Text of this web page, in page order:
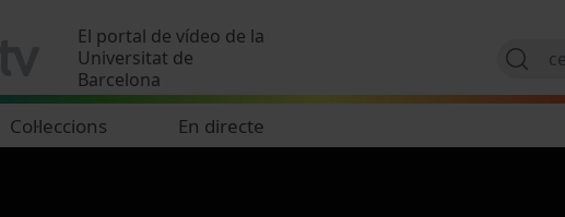
El portal de vídeo de la
Universitat de
Barcelona
Col·leccions En directe